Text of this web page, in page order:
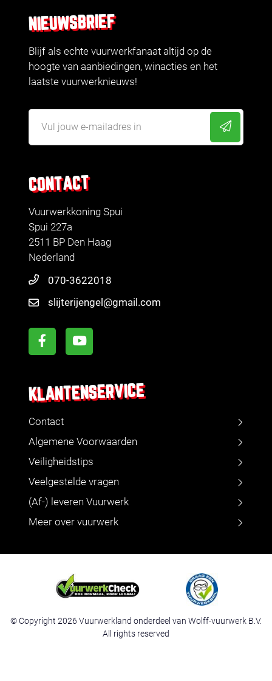
CONTACT
Vuurwerkkoning Spui
Spui 227a
2511 BP Den Haag
Nederland
070-3622018
slijterijengel@gmail.com
KLANTENSERVICE
Contact
Algemene Voorwaarden
Veiligheidstips
Veelgestelde vragen
(Af-) leveren Vuurwerk
Meer over vuurwerk
NIEUWSBRIEF
Blijf als echte vuurwerkfanaat altijd op de
hoogte van aanbiedingen, winacties en het
laatste vuurwerknieuws!
© Copyright 2026 Vuurwerkland onderdeel van Wolff-vuurwerk B.V.
All rights reserved